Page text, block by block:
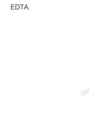
EDTA.